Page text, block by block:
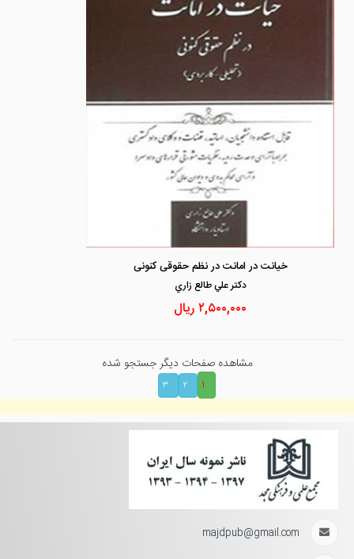
خیانت در امانت در نظم حقوقی کنونی
دكتر علي طالع زاري
۲,۵۰۰,۰۰۰ریال
مشاهده صفحات دیگر جستجو شده
۱
۲ ۳
majdpub@gmail.com